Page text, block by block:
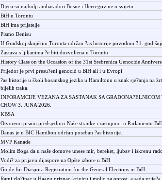
Djeca su najbolji ambasadori Bosne i Hercegovine u svijetu.
BiH u Torontu
BiH ima prijatelje
Pismo Denisu
U Gradskoj skupštini Toronta održan ?as historije povodom 31.
Zastava s ljiljanima ?e biti dozvoljena u Torontu
History Class on the Occasion of the 31st Srebrenica Genocide
Prijedor je prvi presu?eni genocid u BiH ali i u Evropi
?as historije u školi bosanskog jezika u Hamiltonu u znak sje?anja na
bijelih traka.
INFORAMCIJE VEZANA ZA SASTANAK SA
CHOW 3. JUNA 2026.
KBSA
Otvoreno pismo predsjednici Naše stranke i zastupnici u Parlamentu
Danas je u BIC Hamilton održan poseban ?as historije.
MVP Kanade
Molim Boga da u naše domove unese mir, bereket, ljubav i iskrenu
Vodi? za prijavu dijaspore na Opšte izbore u BiH
Guide for Diaspora Registration for the General Elections in BiH
Ratni zlo?inac u Haagu priznao krivicu i molio za oprost, a sada